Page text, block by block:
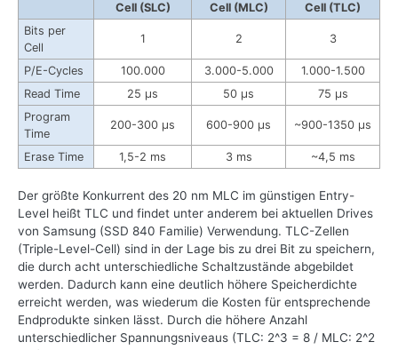
Cell (SLC)
Cell (MLC)
Cell (TLC)
Bits per
Cell
1 2 3
P/E-Cycles 100.000 3.000-5.000
1.000-1.500
Read Time
25 µs 50 µs
75 µs
Program
Time
200-300 µs 600-900 µs ~900-1350 µs
Erase Time 1,5-2 ms 3 ms ~4,5 ms
Der größte Konkurrent des 20 nm MLC im günstigen Entry-
Level heißt TLC und findet unter anderem bei aktuellen Drives
von Samsung (SSD 840 Familie) Verwendung. TLC-Zellen
(Triple-Level-Cell) sind in der Lage bis zu drei Bit zu speichern,
die durch acht unterschiedliche Schaltzustände abgebildet
werden. Dadurch kann eine deutlich höhere Speicherdichte
erreicht werden, was wiederum die Kosten für entsprechende
Endprodukte sinken lässt. Durch die höhere Anzahl
unterschiedlicher Spannungsniveaus (TLC: 2^3 = 8 / MLC: 2^2